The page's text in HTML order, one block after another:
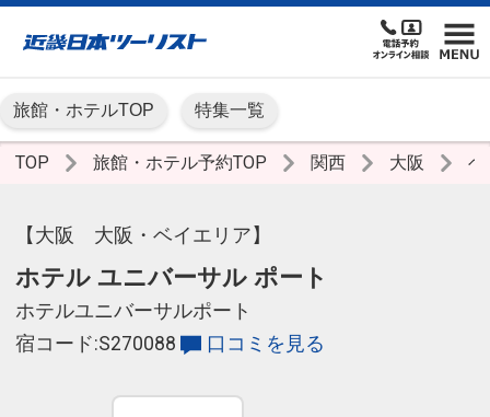
旅館・ホテルTOP 特集一覧
TOP 旅館・ホテル予約TOP 関西 大阪 ベ
【大阪 大阪・ベイエリア】
ホテル ユニバーサル ポート
ホテルユニバーサルポート
宿コード:S270088
口コミを見る